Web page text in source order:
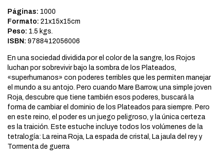
Páginas: 1000
Formato: 21x15x15cm
Peso: 1.5 kgs.
ISBN: 9788412056006
En una sociedad dividida por el color de la sangre, los Rojos
luchan por sobrevivir bajo la sombra de los Plateados,
«superhumanos» con poderes terribles que les permiten manejar
el mundo a su antojo. Pero cuando Mare Barrow, una simple joven
Roja, descubre que tiene también esos poderes, buscará la
forma de cambiar el dominio de los Plateados para siempre. Pero
en este reino, el poder es un juego peligroso, y la única certeza
es la traición. Este estuche incluye todos los volúmenes de la
tetralogía: La reina Roja, La espada de cristal, La jaula del rey y
Tormenta de guerra